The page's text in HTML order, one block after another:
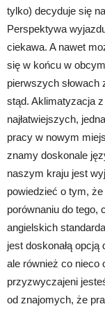
tylko) decyduje się
Perspektywa
ciekawa. A nawet
się w końcu w
pierwszych
stąd. Aklimatyzacja
najłatwiejszych,
pracy w nowym
znamy doskonale
naszym kraju jest
powiedzieć o tym,
porównaniu do tego,
angielskich
jest doskonałą
ale również co nieco
przyzwyczajeni
od znajomych, że